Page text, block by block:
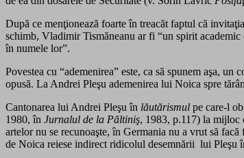
După ce menţionează foarte în treacăt faptul că
schimb, Vladimir Tismăneanu ar fi “un spirit
în numele lor”.
Povestea cu “ademenirea” este, ca să spunem aşa,
opusă. La Andrei Pleşu ademenirea lui Noica spre
Cantonarea lui Andrei Pleşu în lăutărismul pe care-l
1980, în Jurnalul de la Păltiniş, 1983, p.117) la mijloc
artelor nu se recunoaşte, în Germania nu a vrut să
de Noica reiese indirect ridicolul desemnării lui